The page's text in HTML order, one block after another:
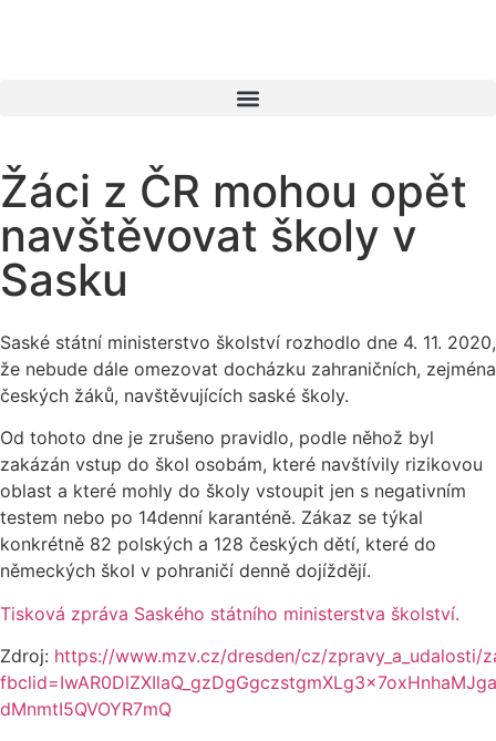
Žáci z ČR mohou opět
navštěvovat školy v
Sasku
Saské státní ministerstvo školství rozhodlo dne 4. 11. 2020,
že nebude dále omezovat docházku zahraničních, zejména
českých žáků, navštěvujících saské školy.
Od tohoto dne je zrušeno pravidlo, podle něhož byl
zakázán vstup do škol osobám, které navštívily rizikovou
oblast a které mohly do školy vstoupit jen s negativním
testem nebo po 14denní karanténě. Zákaz se týkal
konkrétně 82 polských a 128 českých dětí, které do
německých škol v pohraničí denně dojíždějí.
Tisková zpráva Saského státního ministerstva školství.
Zdroj: https://www.mzv.cz/dresden/cz/zpravy_a_udalosti/
dMnmtI5QVOYR7mQ